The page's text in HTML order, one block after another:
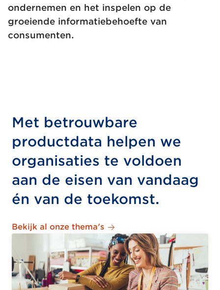
ondernemen en het inspelen op de
groeiende informatiebehoefte van
consumenten.
Met betrouwbare
productdata helpen we
organisaties te voldoen
aan de eisen van vandaag
én van de toekomst.
Bekijk al onze thema's